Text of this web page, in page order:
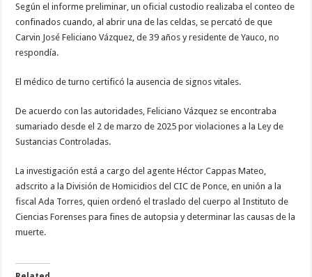
Según el informe preliminar, un oficial custodio realizaba el conteo de
confinados cuando, al abrir una de las celdas, se percató de que
Carvin José Feliciano Vázquez, de 39 años y residente de Yauco, no
respondía.
El médico de turno certificó la ausencia de signos vitales.
De acuerdo con las autoridades, Feliciano Vázquez se encontraba
sumariado desde el 2 de marzo de 2025 por violaciones a la Ley de
Sustancias Controladas.
La investigación está a cargo del agente Héctor Cappas Mateo,
adscrito a la División de Homicidios del CIC de Ponce, en unión a la
fiscal Ada Torres, quien ordenó el traslado del cuerpo al Instituto de
Ciencias Forenses para fines de autopsia y determinar las causas de la
muerte.